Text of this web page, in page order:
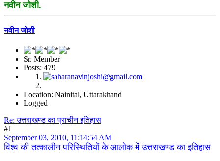
नवीन जोशी.
नवीन जोशी
Sr. Member
Posts: 479
Location: Nainital, Uttarakhand
Logged
Re: उत्तराखण्ड का प्राचीन इतिहास
#1
September 03, 2010, 11:14:54 AM
विश्व की तत्कालीन परिस्थितियों के आलोक में उत्तराखण्ड का इतिहास